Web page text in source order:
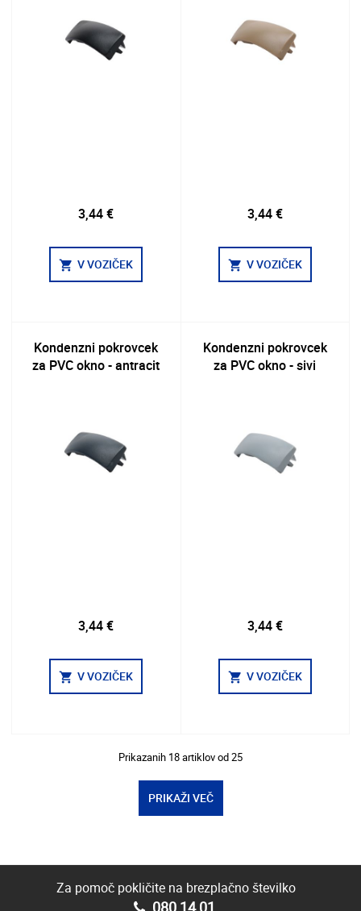
3,44 €
shopping_cart V VOZIČEK
3,44 €
shopping_cart V VOZIČEK
Kondenzni pokrovcek
za PVC okno - antracit
3,44 €
shopping_cart V VOZIČEK
Kondenzni pokrovcek
za PVC okno - sivi
3,44 €
shopping_cart V VOZIČEK
Prikazanih 18artiklov od25
PRIKAŽI VEČ
Za pomoč pokličite na brezplačno številko
080 14 01